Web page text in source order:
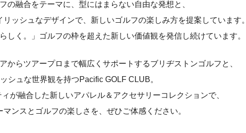
の融合をテーマに、型にはまらない自由な発想と、
ッシュなデザインで、新しいゴルフの楽しみ方を提案しています。
しく。」ゴルフの枠を超えた新しい価値観を発信し続けています。
からツアープロまで幅広くサポートするブリヂストンゴルフと、
シュな世界観を持つPacific GOLF CLUB。
が融合した新しいアパレル＆アクセサリーコレクションで、
ンスとゴルフの楽しさを、ぜひご体感ください。